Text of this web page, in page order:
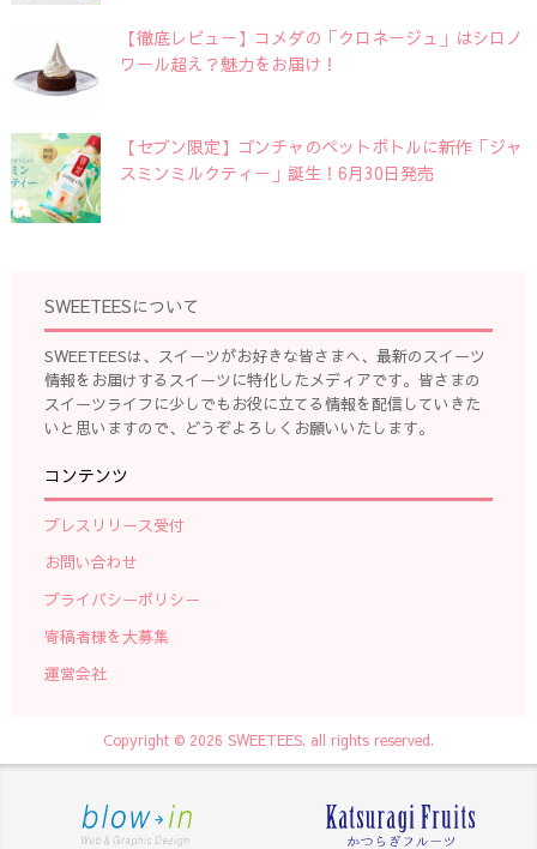
【徹底レビュー】コメダの「クロネージュ」はシロノ
ワール超え？魅力をお届け！
【セブン限定】ゴンチャのペットボトルに新作「ジャ
スミンミルクティー」誕生！6月30日発売
SWEETEESについて
SWEETEESは、スイーツがお好きな皆さまへ、最新のスイーツ
情報をお届けするスイーツに特化したメディアです。皆さまの
スイーツライフに少しでもお役に立てる情報を配信していきた
いと思いますので、どうぞよろしくお願いいたします。
コンテンツ
プレスリリース受付
お問い合わせ
プライバシーポリシー
寄稿者様を大募集
運営会社
Copyright © 2026 SWEETEES. all rights reserved.